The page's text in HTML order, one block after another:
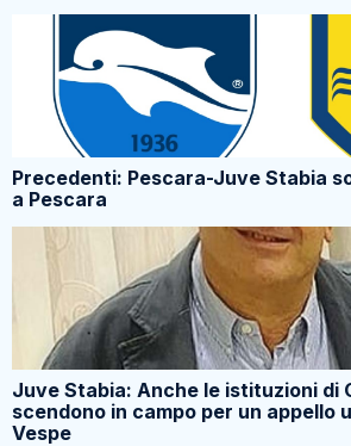
Precedenti: Pescara-Juve Stabia
a Pescara
Juve Stabia: Anche le istituzioni di
scendono in campo per un appello
Vespe